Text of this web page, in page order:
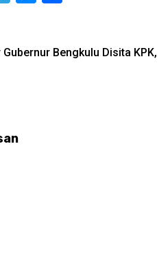
Bengkulu Disita KPK,